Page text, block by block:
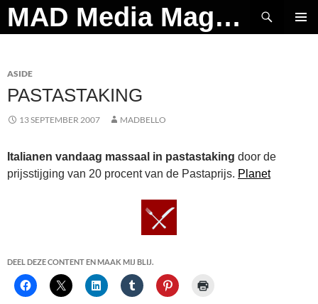
Ga
naar
MAD Media Magazine
Zoeken
ASIDE
PASTASTAKING
13 SEPTEMBER 2007 MADBELLO
Italianen vandaag massaal in pastastaking door de
prijsstijging van 20 procent van de Pastaprijs. Planet
DEEL DEZE CONTENT EN MAAK MIJ BLIJ.